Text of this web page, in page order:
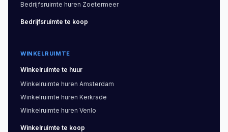
Bedrijfsruimte huren Zoetermeer
Bedrijfsruimte te koop
WINKELRUIMTE
Winkelruimte te huur
Winkelruimte huren Amsterdam
Winkelruimte huren Kerkrade
Winkelruimte huren Venlo
Winkelruimte te koop